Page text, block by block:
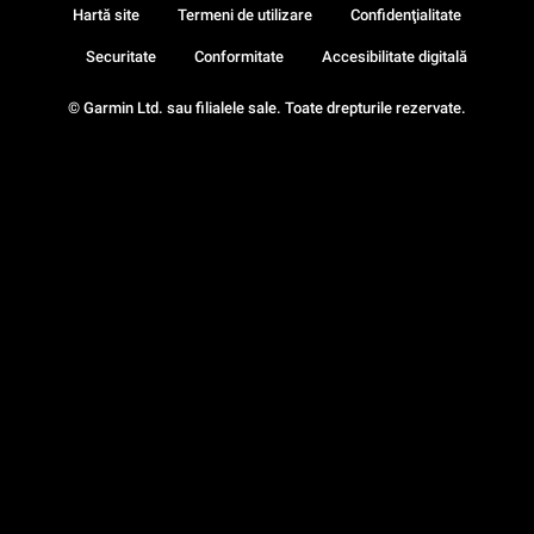
© Garmin Ltd. sau filialele sale. Toate drepturile rezervate.
Hartă site Termeni de utilizare Confidenţialitate
Securitate Conformitate Accesibilitate digitală